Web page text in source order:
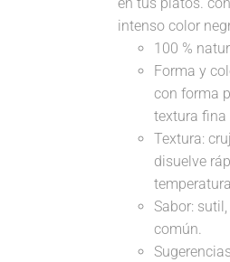
en tus platos.
intenso color
100 %
Forma y
con forma
textura fina
Textura:
disuelve
Sabor:
común.